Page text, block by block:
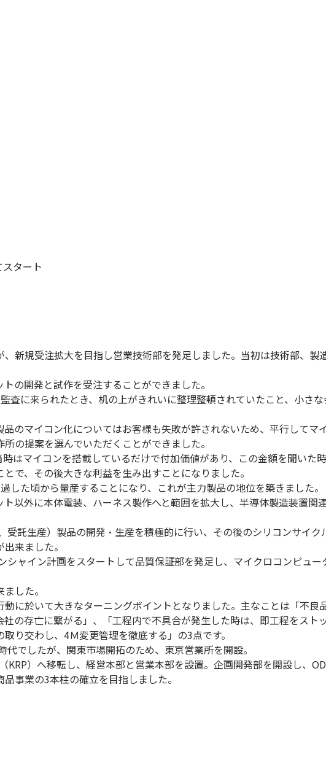
タート
新規受注拡大を目指し営業技術部を発足しました。当初は技術部、製
の開発と試作を受注することができました。
査に来られたとき、机の上がきれいに整理整頓されていたこと、小さ
のマイコン化についてはお客様も失敗が許されないため、平行してマ
の提案を選んでいただくことができました。
はマイコンを搭載しているだけで付加価値があり、この金額を聞いた
ことで、その後大きな利益を生み出すことになりました。
た頃から量産することになり、これが主力製品の地位を築きました。
以外に本体電装、ハーネス製作へと範囲を拡大し、半導体製造装置関
託生産）製品の開発・生産を積極的に行い、その後のシリコンサイク
来ました。
ャイン計画をスタートして品質保証部を発足し、マイクロコンピュー
した。
に於いて大きなターニングポイントとなりました。主なことは「不良
の存亡に繋がる」、「工程内で不具合が発生した時は、即工程をスト
り交わし、4Ｍ変更管理を徹底する」の3点です。
でしたが、関東市場開拓のため、東京営業所を開設。
）へ移転し、経営本部と営業本部を設置。企画開発部を開設し、
事業の3本柱の確立を目指しました。